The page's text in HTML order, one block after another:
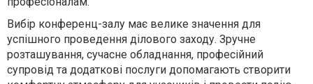
Вибір конференц-залу має велике значення для
успішного проведення ділового заходу. Зручне
розташування, сучасне обладнання, професійний
супровід та додаткові послуги допомагають створити